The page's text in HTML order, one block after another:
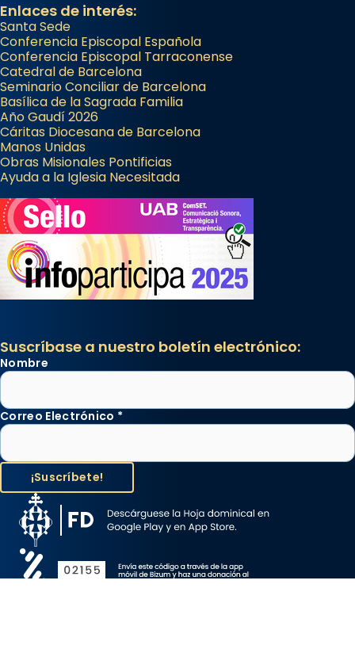
Enlaces de interés:
Santa Sede
Conferencia Episcopal Española
Conferencia Episcopal Tarraconense
Catedral de Barcelona
Seminario Conciliar de Barcelona
Basílica de la Sagrada Familia
Año Gaudí 2026
Cáritas Diocesana de Barcelona
Manos Unidas
Obras Misionales Pontificias
Ayuda a la Iglesia Necesitada
Suscríbase a nuestro boletín electrónico:
Nombre
Correo Electrónico *